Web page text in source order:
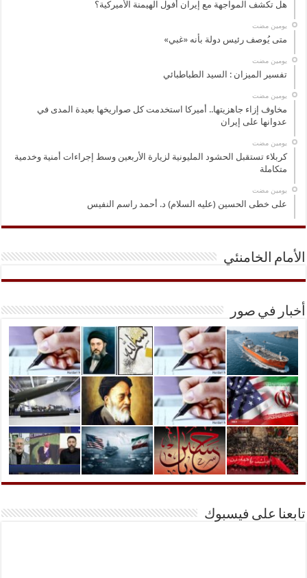
هل تكشف المواجهة مع إيران أفول الهيمنة الأميركية؟
‏يومين مضت
متى يُوصف رئيس دولة بأنه «غبي»
‏يومين مضت
تفسير الميزان : السيد الطباطبائي
‏يومين مضت
مخاوف إزاء جاهزيتها.. أميركا استخدمت كل صواريخها بعيدة المدى في
عدوانها على إيران
‏يومين مضت
كربلاء تستقبل الحشود المليونية لزيارة الأربعين وسط إجراءات أمنية وخدمية
متكاملة
‏يومين مضت
على خطى الحسين (عليه السلام) د. أحمد راسم النفيس
الأمام الخامنئي
أخبار في صور
تابعنا على فيسبوك